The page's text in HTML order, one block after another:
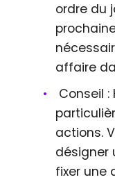
ordre du
affaire
Conseil :
actions.
désigner
fixer une